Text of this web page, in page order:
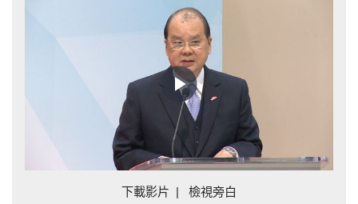
Play
Video
下載影片 | 檢視旁白